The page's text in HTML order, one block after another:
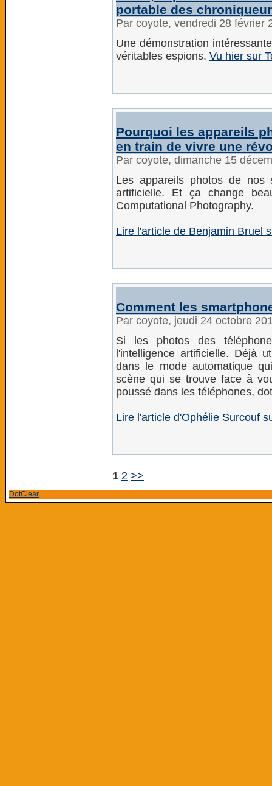
portable des
Par coyote, vendredi 28 février
Une démonstration
véritables espions. Vu hier sur
Pourquoi les appareils
en train de vivre une
Par coyote, dimanche 15
Les appareils photos de nos
artificielle. Et ça change
Computational Photography.
Lire l'article de Benjamin Bruel
Comment les
Par coyote, jeudi 24 octobre
Si les photos des
l'intelligence artificielle. Déjà
dans le mode automatique
scène qui se trouve face à
poussé dans les téléphones,
Lire l'article d'Ophélie Surcouf
1 2 >>
DotClear